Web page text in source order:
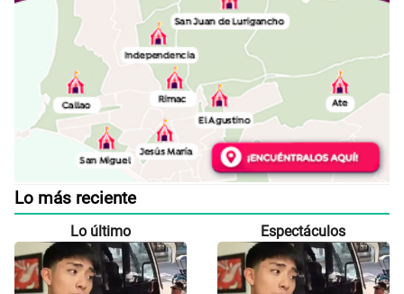
Lo más reciente
Lo último Espectáculos